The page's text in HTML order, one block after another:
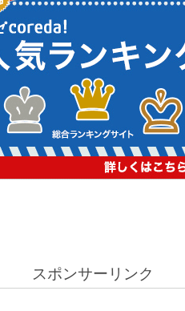
スポンサーリンク